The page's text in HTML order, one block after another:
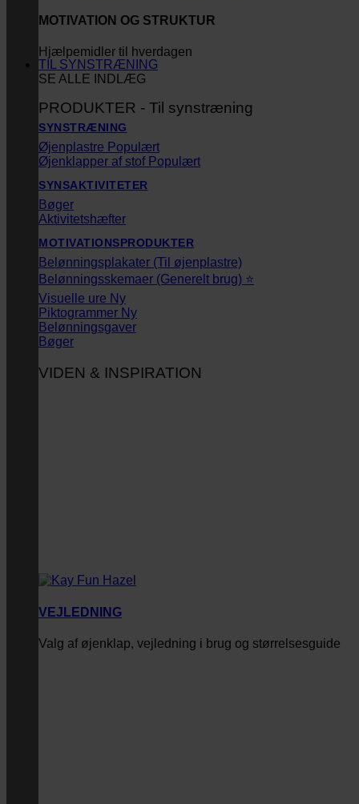
MOTIVATION OG STRUKTUR
Hjælpemidler til hverdagen
SE ALLE INDLÆG
TIL SYNSTRÆNING
PRODUKTER - Til synstræning
SYNSTRÆNING
Øjenplastre
Øjenklapper af stof
SYNSAKTIVITETER
Bøger
Aktivitetshæfter
MOTIVATIONSPRODUKTER
Belønningsplakater (Til øjenplastre)
Belønningsskemaer (Generelt brug) ⭐
Visuelle ure
Piktogrammer
Belønningsgaver
Bøger
VIDEN & INSPIRATION
VEJLEDNING
Valg af øjenklap, vejledning i brug og størrelsesguide